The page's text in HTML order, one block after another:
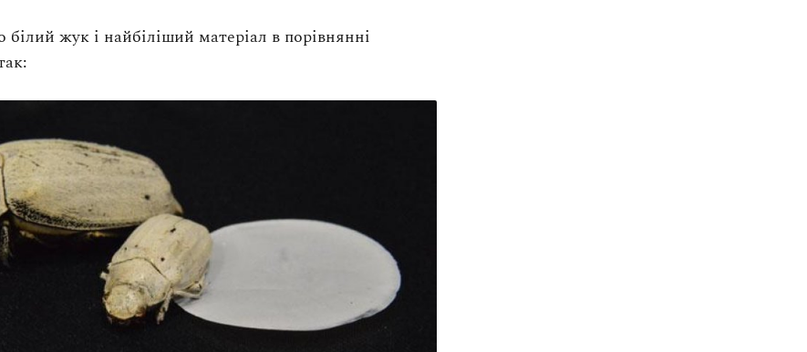
жук і найбіліший матеріал в порівнянні